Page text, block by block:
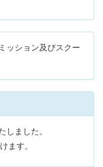
ッション及びスクー
ました。
ます。